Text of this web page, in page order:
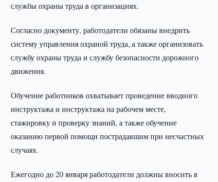
службы охраны труда в организациях.
Согласно документу, работодатели обязаны внедрить
систему управления охраной труда, а также организовать
службу охраны труда и службу безопасности дорожного
движения.
Обучение работников охватывает проведение вводного
инструктажа и инструктажа на рабочем месте,
стажировку и проверку знаний, а также обучение
оказанию первой помощи пострадавшим при несчастных
случаях.
Ежегодно до 20 января работодатели должны вносить в